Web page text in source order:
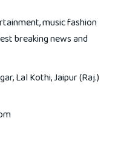
music fashion
breaking news and
Lal Kothi, Jaipur (Raj.)